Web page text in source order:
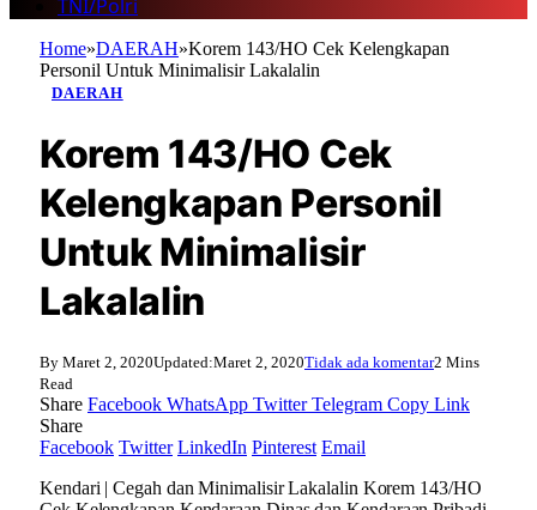
TNI/Polri
Home»DAERAH»Korem 143/HO Cek Kelengkapan
Personil Untuk Minimalisir Lakalalin
DAERAH
Korem 143/HO Cek
Kelengkapan Personil
Untuk Minimalisir
Lakalalin
By Maret 2, 2020Updated:Maret 2, 2020Tidak ada komentar2 Mins
Read
Share Facebook WhatsApp Twitter Telegram Copy Link
Share
Facebook Twitter LinkedIn Pinterest Email
Kendari | Cegah dan Minimalisir Lakalalin Korem 143/HO